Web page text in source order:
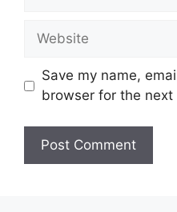
Website
Save my name,
browser for the next